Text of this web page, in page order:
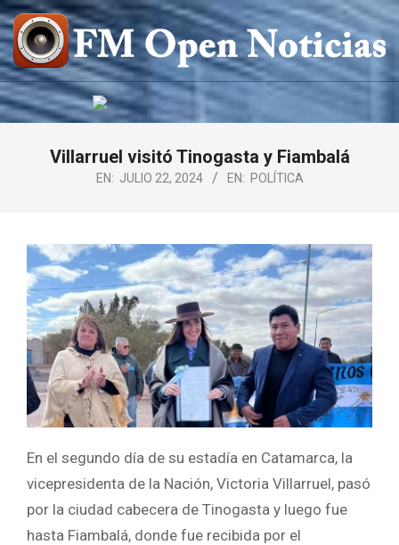
Saltar
al
contenido
FM
OPEN
NOTICIAS
Villarruel visitó Tinogasta y Fiambalá
EN: JULIO 22, 2024 EN: POLÍTICA
En el segundo día de su estadía en Catamarca, la
vicepresidenta de la Nación, Victoria Villarruel, pasó
por la ciudad cabecera de Tinogasta y luego fue
hasta Fiambalá, donde fue recibida por el